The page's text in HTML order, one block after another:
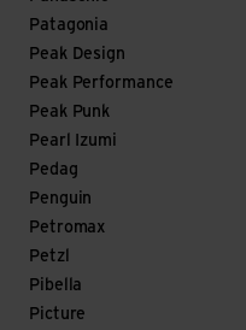
Patagonia
Peak Design
Peak Performance
Peak Punk
Pearl Izumi
Pedag
Penguin
Petromax
Petzl
Pibella
Picture